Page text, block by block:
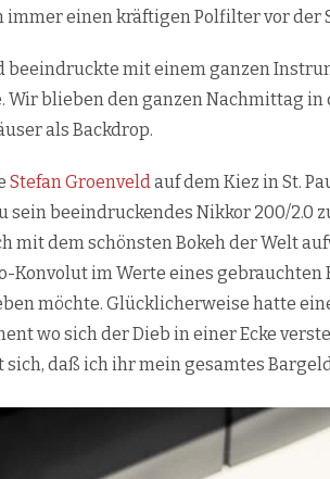
einen kräftigen Polfilter vor der
mit einem ganzen
blieben den ganzen Nachmittag
als Backdrop.
Stefan Groenveldauf dem Kiez in St.
beeindruckendes Nikkor 200/2.0
mit dem schönsten Bokeh der Welt
Konvolut im Werte eines
möchte. Glücklicherweise hatte
wo sich der Dieb in einer Ecke
sich, daß ich ihr mein gesamtes